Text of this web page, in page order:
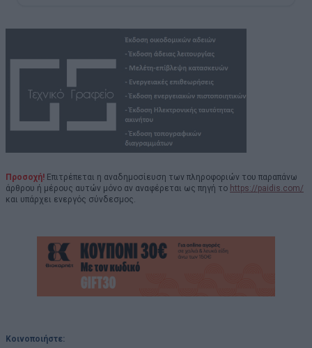
Προσοχή! Επιτρέπεται η αναδημοσίευση των πληροφοριών του παραπάνω
άρθρου ή μέρους αυτών μόνο αν αναφέρεται ως πηγή το https://paidis.com/
και υπάρχει ενεργός σύνδεσμος.
Κοινοποιήστε: